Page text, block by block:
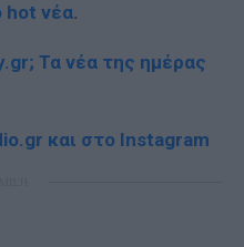
hot νέα.
Τα νέα της ημέρας
και στο Instagram